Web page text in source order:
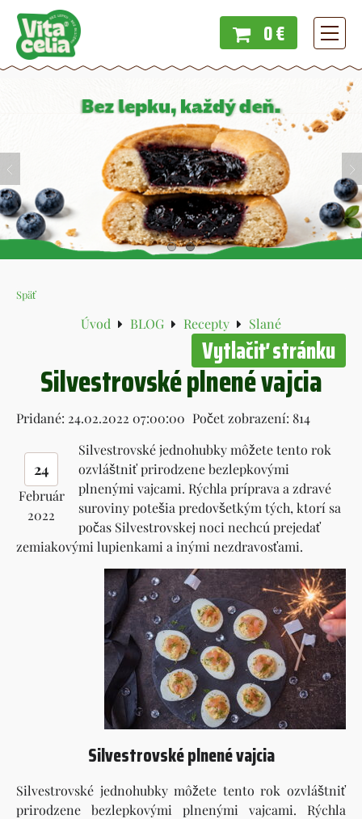
0 € Menu
Späť
Úvod BLOG Recepty Slané
Vytlačiť stránku
Silvestrovské plnené vajcia
Pridané: 24.02.2022 07:00:00 Počet zobrazení: 814
24
Február
2022
Silvestrovské jednohubky môžete tento rok
ozvláštniť prirodzene bezlepkovými
plnenými vajcami. Rýchla príprava a zdravé
suroviny potešia predovšetkým tých, ktorí sa
počas Silvestrovskej noci nechcú prejedať
zemiakovými lupienkami a inými nezdravosťami.
Silvestrovské plnené vajcia
Silvestrovské jednohubky môžete tento rok ozvláštniť
prirodzene bezlepkovými plnenými vajcami. Rýchla